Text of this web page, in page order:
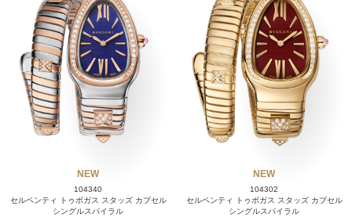
NEW
104340
セルペンティ トゥボガス スタッズ カプセル
シングルスパイラル
NEW
104302
セルペンティ トゥボガス スタッズ カプセル
シングルスパイラル